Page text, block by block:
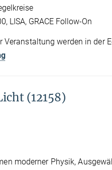
LISA, GRACE Follow-On
werden in der
(12158)
moderner Physik,